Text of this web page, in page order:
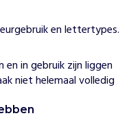
en lettertypes.
en in gebruik zijn liggen
niet helemaal volledig